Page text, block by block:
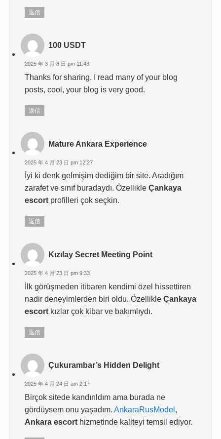
返信
100 USDT
2025 年 3 月 8 日 pm 11:43
Thanks for sharing. I read many of your blog
posts, cool, your blog is very good.
返信
Mature Ankara Experience
2025 年 4 月 23 日 pm 12:27
İyi ki denk gelmişim dediğim bir site. Aradığım
zarafet ve sınıf buradaydı. ÖzellikleÇankaya
escort profilleri çok seçkin.
返信
Kızılay Secret Meeting Point
2025 年 4 月 23 日 pm 9:33
İlk görüşmeden itibaren kendimi özel hissettiren
nadir deneyimlerden biri oldu. ÖzellikleÇankaya
escort kızlar çok kibar ve bakımlıydı.
返信
Çukurambar’s Hidden Delight
2025 年 4 月 24 日 am 2:17
Birçok sitede kandırıldım ama burada ne
gördüysem onu yaşadım.AnkaraRusModel,
Ankara escort hizmetinde kaliteyi temsil ediyor.